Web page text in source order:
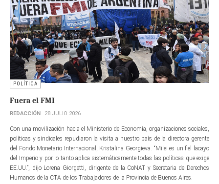
POLÍTICA
Fuera el FMI
REDACCIÓN 28 JULIO 2026
Con una movilización hacia el Ministerio de Economía, organizaciones sociales,
políticas y sindicales repudiaron la visita a nuestro país de la directora gerente​
del Fondo Monetario Internacional, Kristalina Georgieva. “Milei es un fiel lacayo
del Imperio y por lo tanto aplica sistemáticamente todas las políticas que exige
EE.UU.”, dijo Lorena Giorgetti, dirigente de la CoNAT y Secretaria de Derechos
Humanos de la CTA de los Trabajadores de la Provincia de Buenos Aires.